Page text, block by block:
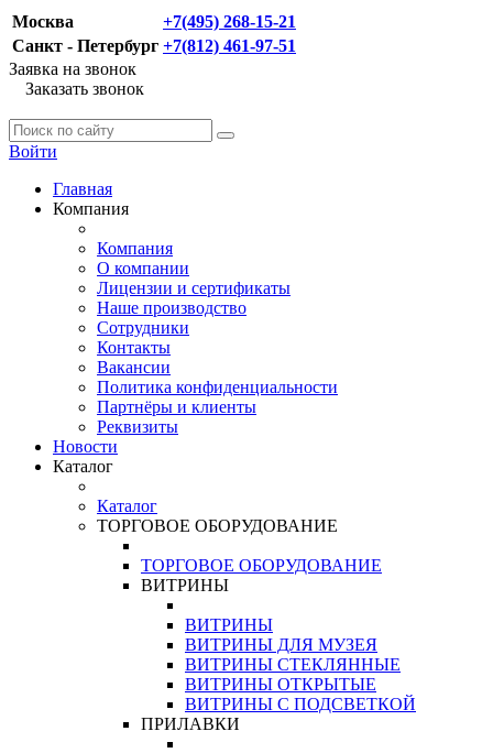
Москва
+7(495) 268-15-21
Санкт - Петербург +7(812) 461-97-51
Заявка на звонок
Заказать звонок
Войти
Главная
Компания
Компания
О компании
Лицензии и сертификаты
Наше производство
Сотрудники
Контакты
Вакансии
Политика конфиденциальности
Партнёры и клиенты
Реквизиты
Новости
Каталог
Каталог
ТОРГОВОЕ ОБОРУДОВАНИЕ
ТОРГОВОЕ ОБОРУДОВАНИЕ
ВИТРИНЫ
ВИТРИНЫ
ВИТРИНЫ ДЛЯ МУЗЕЯ
ВИТРИНЫ СТЕКЛЯННЫЕ
ВИТРИНЫ ОТКРЫТЫЕ
ВИТРИНЫ С ПОДСВЕТКОЙ
ПРИЛАВКИ